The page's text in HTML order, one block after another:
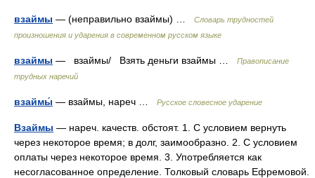
взаймы — (неправильно взаймы) …
Словарь трудностей
произношения и ударения в современном русском языке
взаймы — взаймы/ Взять деньги взаймы …
Правописание
трудных наречий
взаймы́ — взаймы, нареч … Русское словесное ударение
Взаймы — нареч. качеств. обстоят. 1. С условием вернуть
через некоторое время; в долг, заимообразно. 2. С условием
оплаты через некоторое время. 3. Употребляется как
несогласованное определение. Толковый словарь Ефремовой.